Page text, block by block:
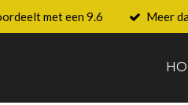
met een 9.6 Meer